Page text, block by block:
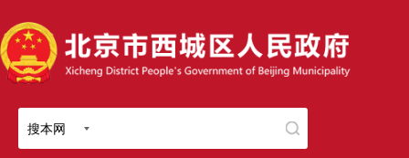
搜本网